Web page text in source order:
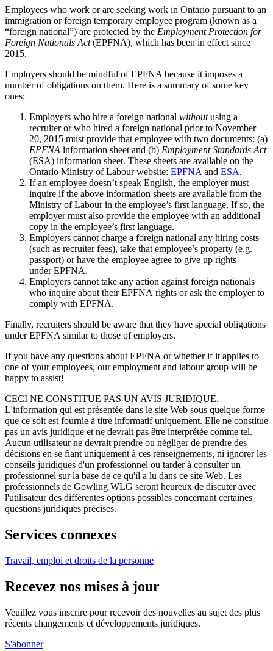
Employees who work or are seeking work in Ontario pursuant to an
immigration or foreign temporary employee program (known as a
“foreign national”) are protected by the Employment Protection for
Foreign Nationals Act(EPFNA), which has been in effect since
2015.
Employers should be mindful of EPFNA because it imposes a
number of obligations on them. Here is a summary of some key
ones:
Employers who hire a foreign national withoutusing a
recruiter or who hired a foreign national prior to November
20, 2015 must provide that employee with two documents: (a)
EPFNA information sheet and (b) Employment Standards Act
(ESA) information sheet. These sheets are available on the
Ontario Ministry of Labour website: EPFNA and ESA.
If an employee doesn’t speak English, the employer must
inquire if the above information sheets are available from the
Ministry of Labour in the employee’s first language. If so, the
employer must also provide the employee with an additional
copy in the employee’s first language.
Employers cannot charge a foreign national any hiring costs
(such as recruiter fees), take that employee’s property (e.g.
passport) or have the employee agree to give up rights
under EPFNA.
Employers cannot take any action against foreign nationals
who inquire about their EPFNA rights or ask the employer to
comply with EPFNA.
Finally, recruiters should be aware that they have special obligations
under EPFNA similar to those of employers.
If you have any questions about EPFNA or whether if it applies to
one of your employees, our employment and labour group will be
happy to assist!
CECI NE CONSTITUE PAS UN AVIS JURIDIQUE.
L'information qui est présentée dans le site Web sous quelque forme
que ce soit est fournie à titre informatif uniquement. Elle ne constitue
pas un avis juridique et ne devrait pas être interprétée comme tel.
Aucun utilisateur ne devrait prendre ou négliger de prendre des
décisions en se fiant uniquement à ces renseignements, ni ignorer les
conseils juridiques d'un professionnel ou tarder à consulter un
professionnel sur la base de ce qu'il a lu dans ce site Web. Les
professionnels de Gowling WLG seront heureux de discuter avec
l'utilisateur des différentes options possibles concernant certaines
questions juridiques précises.
Services connexes
Travail, emploi et droits de la personne
Recevez nos mises à jour
Veuillez vous inscrire pour recevoir des nouvelles au sujet des plus
récents changements et développements juridiques.
S'abonner